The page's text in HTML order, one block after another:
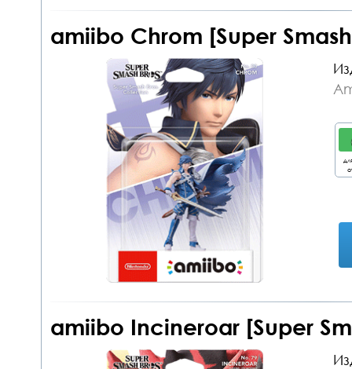
amiibo Chrom [Super
amiibo Incineroar [Super